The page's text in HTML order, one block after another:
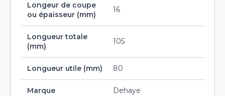
Longeur de coupe
ou épaisseur (mm)
16
Longueur totale
(mm)
105
Longueur utile (mm) 80
Marque Dehaye